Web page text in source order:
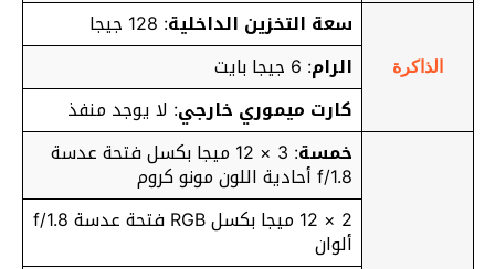
الذاكرة
سعة التخزين الداخلية: 128 جيجا
الرام: 6 جيجا بايت
كارت ميموري خارجي: لا يوجد منفذ
خمسة : 3 × 12 ميجا بكسل فتحة عدسة
f/1.8 أحادية اللون مونو كروم
2 × 12 ميجا بكسل RGB فتحة عدسة f/1.8
ألوان